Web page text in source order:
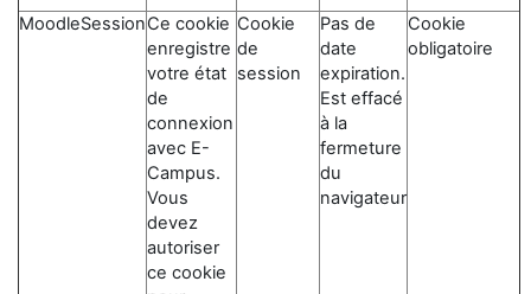
MoodleSessionCe cookie
enregistre
votre état
de
connexion
avec E-
Campus.
Vous
devez
autoriser
ce cookie
Cookie
de
session
Pas de
date
expiration.
Est effacé
à la
fermeture
du
navigateur
Cookie
obligatoire